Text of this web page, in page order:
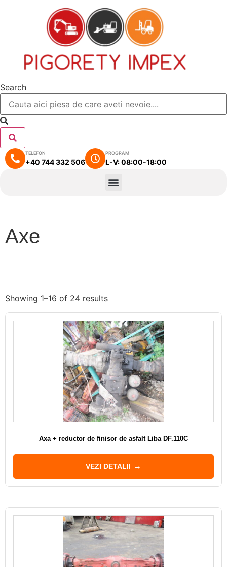
Search
TELEFON
+40 744 332 506
PROGRAM
L-V: 08:00-18:00
Axe
Showing 1–16 of 24 results
Axa + reductor de finisor de asfalt Liba DF.110C
VEZI DETALII